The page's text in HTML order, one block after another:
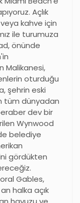
Açlık
kahve için
ile turumuza
önünde
Malikanesi,
oturduğu
şehrin eski
tüm dünyadan
dev bir
Wynwood
belediye
gördükten
Gables,
halka açık